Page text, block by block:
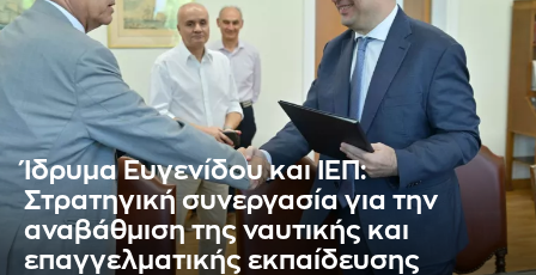
Ίδρυμα Ευγενίδου και ΙΕΠ:
Στρατηγική συνεργασία για την
αναβάθμιση της ναυτικής και
επαγγελματικής εκπαίδευσης